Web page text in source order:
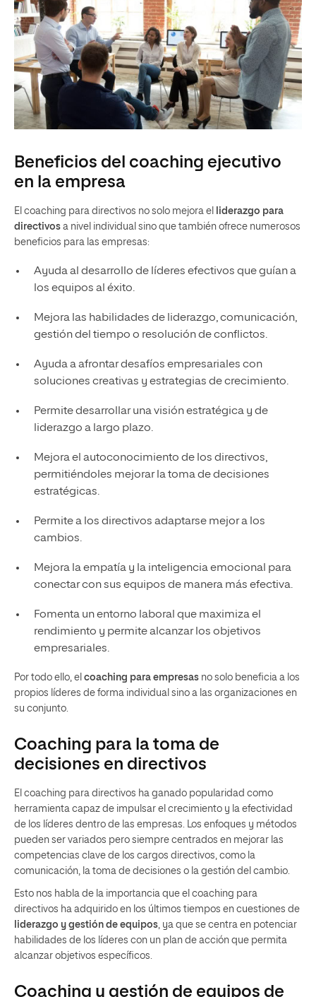
Beneficios del coaching ejecutivo
en la empresa
El coaching para directivos no solo mejora el
liderazgo para
directivos a nivel individual sino que también ofrece numerosos
beneficios para las empresas:
Ayuda al desarrollo de líderes efectivos que guían a
los equipos al éxito.
Mejora las habilidades de liderazgo, comunicación,
gestión del tiempo o resolución de conflictos.
Ayuda a afrontar desafíos empresariales con
soluciones creativas y estrategias de crecimiento.
Permite desarrollar una visión estratégica y de
liderazgo a largo plazo.
Mejora el autoconocimiento de los directivos,
permitiéndoles mejorar la toma de decisiones
estratégicas.
Permite a los directivos adaptarse mejor a los
cambios.
Mejora la empatía y la inteligencia emocional para
conectar con sus equipos de manera más efectiva.
Fomenta un entorno laboral que maximiza el
rendimiento y permite alcanzar los objetivos
empresariales.
Por todo ello, el coaching para empresas no solo beneficia a los
propios líderes de forma individual sino a las organizaciones en
su conjunto.
Coaching para la toma de
decisiones en directivos
El coaching para directivos ha ganado popularidad como
herramienta capaz de impulsar el crecimiento y la efectividad
de los líderes dentro de las empresas. Los enfoques y métodos
pueden ser variados pero siempre centrados en mejorar las
competencias clave de los cargos directivos, como la
comunicación, la toma de decisiones o la gestión del cambio.
Esto nos habla de la importancia que el coaching para
directivos ha adquirido en los últimos tiempos en cuestiones de
liderazgo y gestión de equipos, ya que se centra en potenciar
habilidades de los líderes con un plan de acción que permita
alcanzar objetivos específicos.
Coaching y gestión de equipos de